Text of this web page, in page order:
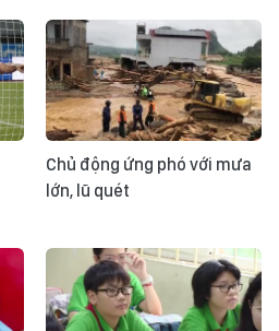
Chủ động ứng phó với mưa
lớn, lũ quét